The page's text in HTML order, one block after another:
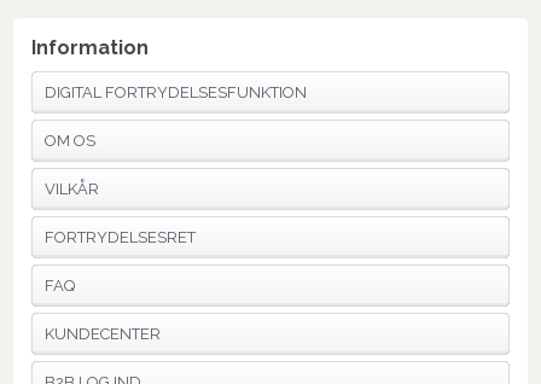
Information
DIGITAL FORTRYDELSESFUNKTION
OM OS
VILKÅR
FORTRYDELSESRET
FAQ
KUNDECENTER